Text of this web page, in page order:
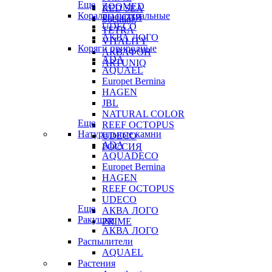
RED SEA
Sochting
TETRA
VITALITY
АКВАФОН
ARTUNIQ
ZOOMED
РОССИЯ
Еще
Кораллы натуральные
UDECO
АКВА ЛОГО
Коряги природные
ADA
AQUAEL
Europet Bernina
HAGEN
JBL
NATURAL COLOR
REEF OCTOPUS
UDECO
РОССИЯ
Еще
Натуральные камни
ADA
AQUADECO
Europet Bernina
HAGEN
REEF OCTOPUS
UDECO
АКВА ЛОГО
PRIME
Еще
Ракушки
АКВА ЛОГО
Распылители
AQUAEL
Растения